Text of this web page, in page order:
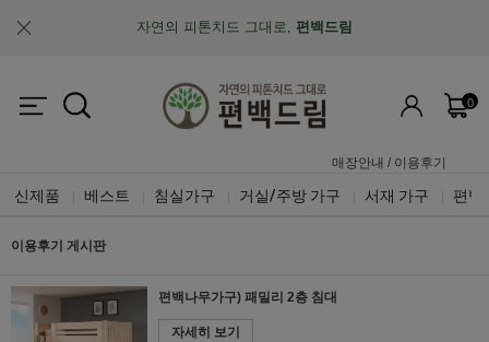
자연의 피톤치드 그대로, 편백드림
맞춤제작과 A/S가 가능한"맞춤 설계 가구"
0
매장안내 / 이용후기
신제품 베스트 침실가구 거실/주방 가구 서재 가구 편백
이용후기 게시판
편백나무가구) 패밀리 2층 침대
자세히 보기